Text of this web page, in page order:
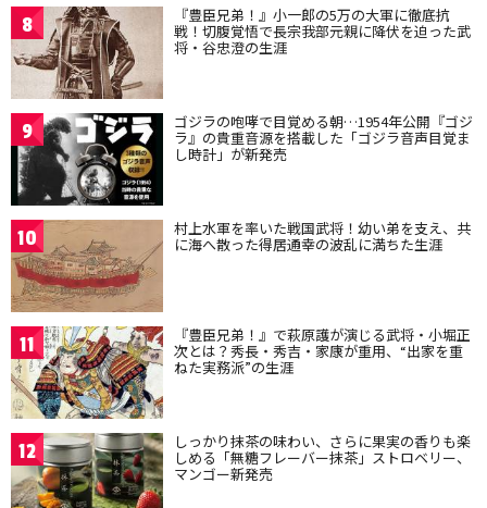
8 『豊臣兄弟！』小一郎の5万の大軍に徹底抗
戦！切腹覚悟で長宗我部元親に降伏を迫った武
将・谷忠澄の生涯
9 ゴジラの咆哮で目覚める朝…1954年公開『ゴジ
ラ』の貴重音源を搭載した「ゴジラ音声目覚ま
し時計」が新発売
10 村上水軍を率いた戦国武将！幼い弟を支え、共
に海へ散った得居通幸の波乱に満ちた生涯
11 『豊臣兄弟！』で萩原護が演じる武将・小堀正
次とは？秀長・秀吉・家康が重用、“出家を重
ねた実務派”の生涯
12 しっかり抹茶の味わい、さらに果実の香りも楽
しめる「無糖フレーバー抹茶」ストロベリー、
マンゴー新発売